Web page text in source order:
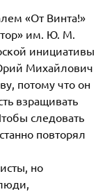
«От Винта!»
им. Ю. М.
инициативы
Михайлович
потому что он
взращивать
следовать
повторял
но